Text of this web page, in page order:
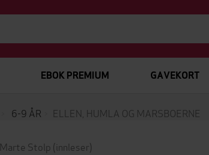
EBOK PREMIUM GAVEKORT
6-9 ÅR ELLEN, HUMLA OG MARSBOERNE
Marte Stolp (innleser)